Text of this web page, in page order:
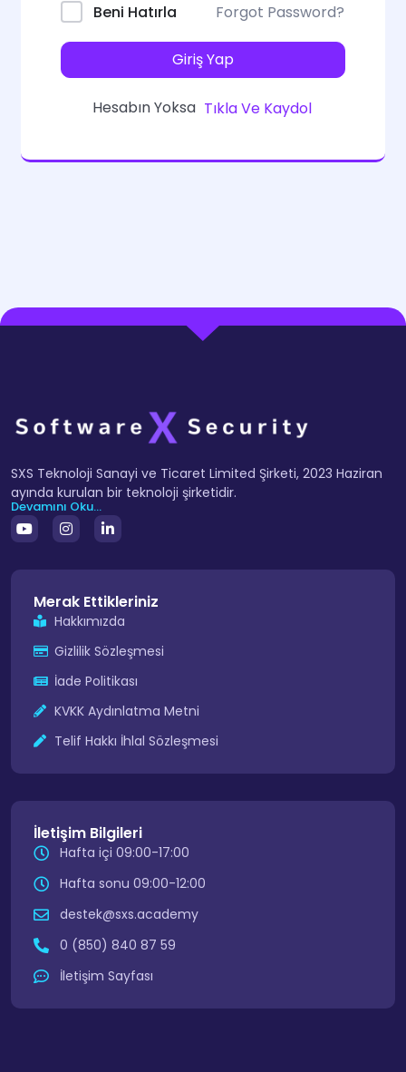
Beni Hatırla Forgot Password?
Giriş Yap
Hesabın Yoksa Tıkla Ve Kaydol
SXS Teknoloji Sanayi ve Ticaret Limited Şirketi, 2023 Haziran
ayında kurulan bir teknoloji şirketidir.
Devamını Oku...
Merak Ettikleriniz
Hakkımızda
Gizlilik Sözleşmesi
İade Politikası
KVKK Aydınlatma Metni
Telif Hakkı İhlal Sözleşmesi
İletişim Bilgileri
Hafta içi 09:00-17:00
Hafta sonu 09:00-12:00
destek@sxs.academy
0 (850) 840 87 59
İletişim Sayfası